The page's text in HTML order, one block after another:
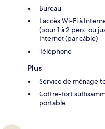
Bureau
L'accès Wi-Fi à
(pour 1 à 2 pers. ou
Internet (par câble)
Téléphone
Plus
Service de ménage
Coffre-fort
portable